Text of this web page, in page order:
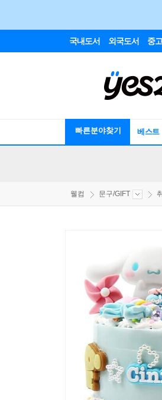
국내도서 외국도서 중
빠른분야찾기 베스트
웰컴 문구/GIFT